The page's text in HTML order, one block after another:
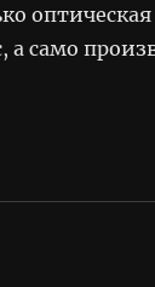
само